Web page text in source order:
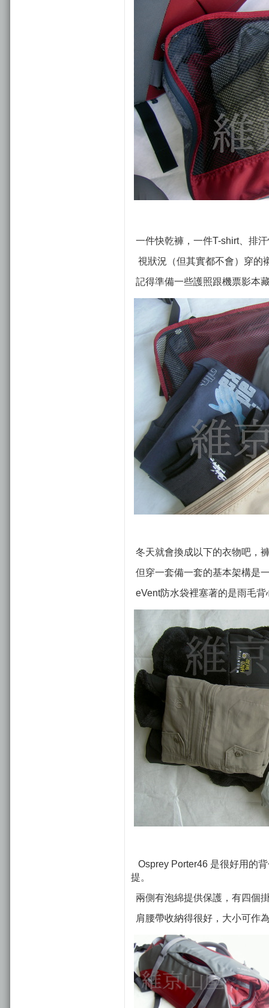
一件快乾褲，一件T-shirt、排
視狀況（但其實都不會）穿的
記得準備一些護照跟機票影本
冬天就會換成以下的衣物吧，
但穿一套備一套的基本架構是
eVent防水袋裡塞著的是雨毛
Osprey Porter46 是很好用的
提。
兩側有泡綿提供保護，有四個
肩腰帶收納得很好，大小可作